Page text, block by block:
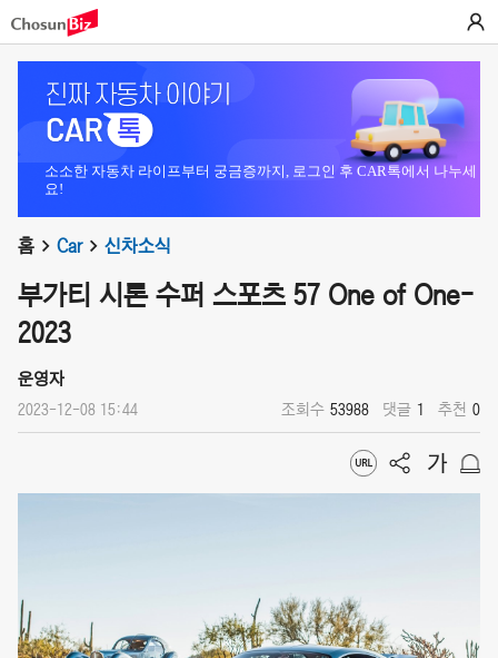
소소한 자동차 라이프부터 궁금증까지, 로그인 후 CAR톡에서 나누세
요!
홈 Car 신차소식
부가티 시론 수퍼 스포츠 57 One of One-
2023
운영자
2023-12-08 15:44 조회수 53988 댓글 1 추천 0